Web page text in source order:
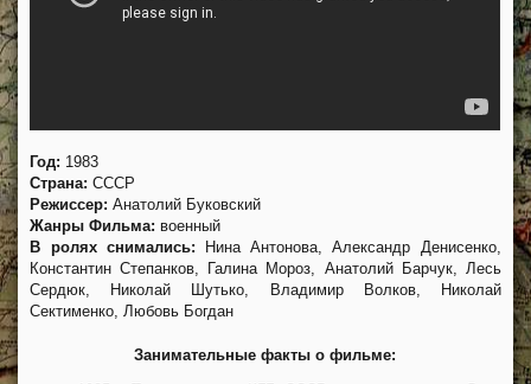
Год: 1983
Страна: СССР
Режиссер: Анатолий Буковский
Жанры Фильма: военный
В ролях снимались: Нина Антонова, Александр Денисенко,
Константин Степанков, Галина Мороз, Анатолий Барчук, Лесь
Сердюк, Николай Шутько, Владимир Волков, Николай
Сектименко, Любовь Богдан
Занимательные факты о фильме: